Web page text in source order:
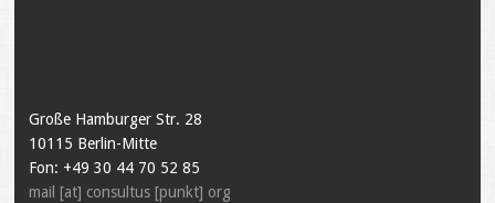
Große Hamburger Str. 28
10115 Berlin-Mitte
Fon: +49 30 44 70 52 85
mail [at] consultus [punkt] org